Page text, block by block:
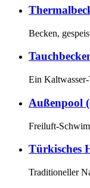
Becken,
Ein Kaltwasser-
Außenpool
Freiluft-
Türkisches
Traditioneller